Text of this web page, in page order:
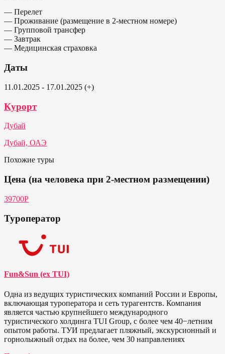
— Перелет
— Проживание (размещение в 2-местном номере)
— Групповой трансфер
— Завтрак
— Медицинская страховка
Даты
11.01.2025 - 17.01.2025 (+)
Курорт
Дубай
Дубай, ОАЭ
Похожие туры
Цена (на человека при 2-местном размещении)
39700Р
Туроператор
Fun&Sun (ex TUI)
Одна из ведущих туристических компаний России и Европы,
включающая туроператора и сеть турагентств. Компания
является частью крупнейшего международного
туристического холдинга TUI Group, с более чем 40−летним
опытом работы. ТУИ предлагает пляжный, экскурсионный и
горнолыжный отдых на более, чем 30 направлениях